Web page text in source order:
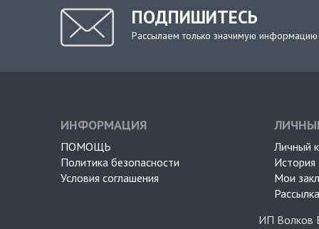
ПОДПИШИТЕСЬ
Рассылаем только значимую информацию
ИНФОРМАЦИЯ
ПОМОЩЬ
Политика безопасности
Условия соглашения
Личный
История
Мои
ИП Волков